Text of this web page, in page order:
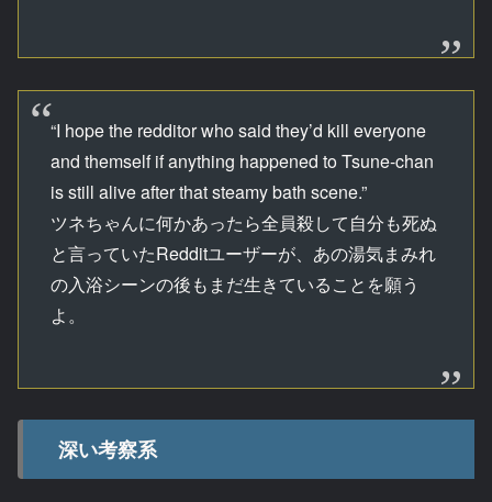
“I hope the redditor who said they’d kill everyone
and themself if anything happened to Tsune-chan
is still alive after that steamy bath scene.”
ツネちゃんに何かあったら全員殺して自分も死ぬ
と言っていたRedditユーザーが、あの湯気まみれ
の入浴シーンの後もまだ生きていることを願う
よ。
深い考察系